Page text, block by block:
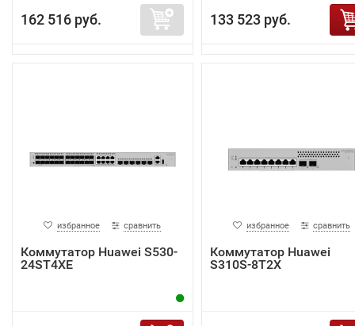
162 516 руб. 133 523 руб.
избранное сравнить
Коммутатор Huawei S530-
24ST4XE
избранное сравнить
Коммутатор Huawei
S310S-8T2X